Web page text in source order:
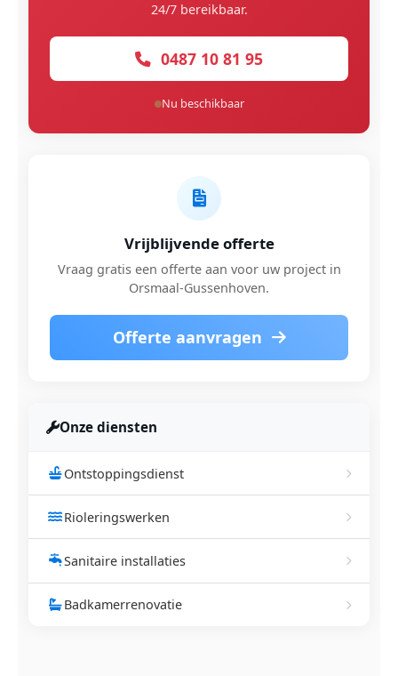
24/7 bereikbaar.
0487 10 81 95
Nu beschikbaar
Vrijblijvende offerte
Vraag gratis een offerte aan voor uw project in
Orsmaal-Gussenhoven.
Offerte aanvragen
Onze diensten
Ontstoppingsdienst
Rioleringswerken
Sanitaire installaties
Badkamerrenovatie